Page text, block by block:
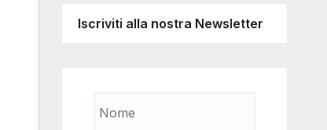
Iscriviti alla nostra Newsletter